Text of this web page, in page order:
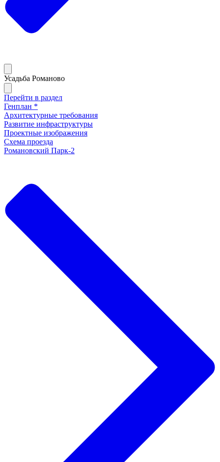
Усадьба Романово
Перейти в раздел
Генплан *
Архитектурные требования
Развитие инфраструктуры
Проектные изображения
Схема проезда
Романовский Парк-2